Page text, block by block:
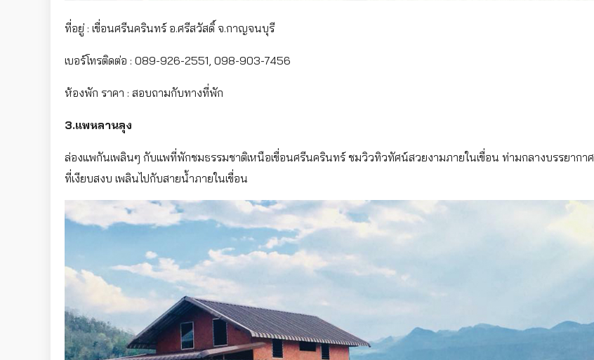
ที่อยู่ : เขื่อนศรีนครินทร์ อ.ศรีสวัสดิ์ จ.กาญจนบุรี
เบอร์โทรติดต่อ : 089-926-2551, 098-903-7456
ห้องพัก ราคา : สอบถามกับทางที่พัก
3.แพหลานลุง
ล่องแพกันเพลินๆ กับแพที่พักชมธรรมชาติเหนือเขื่อนศรีนครินทร์ ชมวิวทิวทัศน์สวยงามภายในเขื่อน ท่ามกลางบรรยากาศ
ที่เงียบสงบ เพลินไปกับสายน้ำภายในเขื่อน